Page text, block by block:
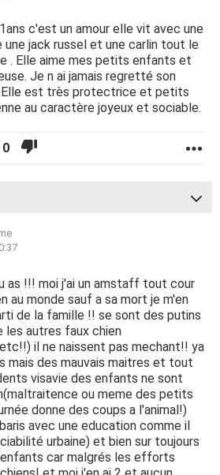
c'est un amour elle vit avec une
une jack russel et une carlin tout le
. Elle aime mes petits enfants et
Je n ai jamais regretté son
est très protectrice et petits
au caractère joyeux et sociable.
0
as !!! moi j'ai un amstaff tout cour
au monde sauf a sa mort je m'en
de la famille !! se sont des putins
les autres faux chien
il ne naissent pas mechant!! ya
mais des mauvais maitres et tout
visavie des enfants ne sont
ou meme des petits
donne des coups a l'animal!)
avec une education comme il
urbaine) et bien sur toujours
car malgrés les efforts